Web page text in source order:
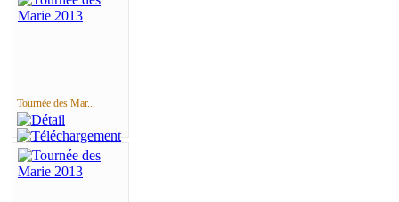
Tournée des Mar...